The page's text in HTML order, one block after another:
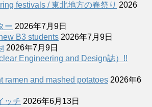
festivals / 東北地方の春祭り 2026
ー 2026年7月9日
B3 students 2026年7月9日
2026年7月9日
Engineering and Design誌）!!
ramen and mashed potatoes 2026年6
ッチ 2026年6月13日